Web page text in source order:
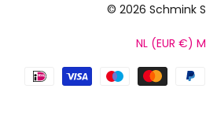
© 2026 Schmink
NL (EUR €)